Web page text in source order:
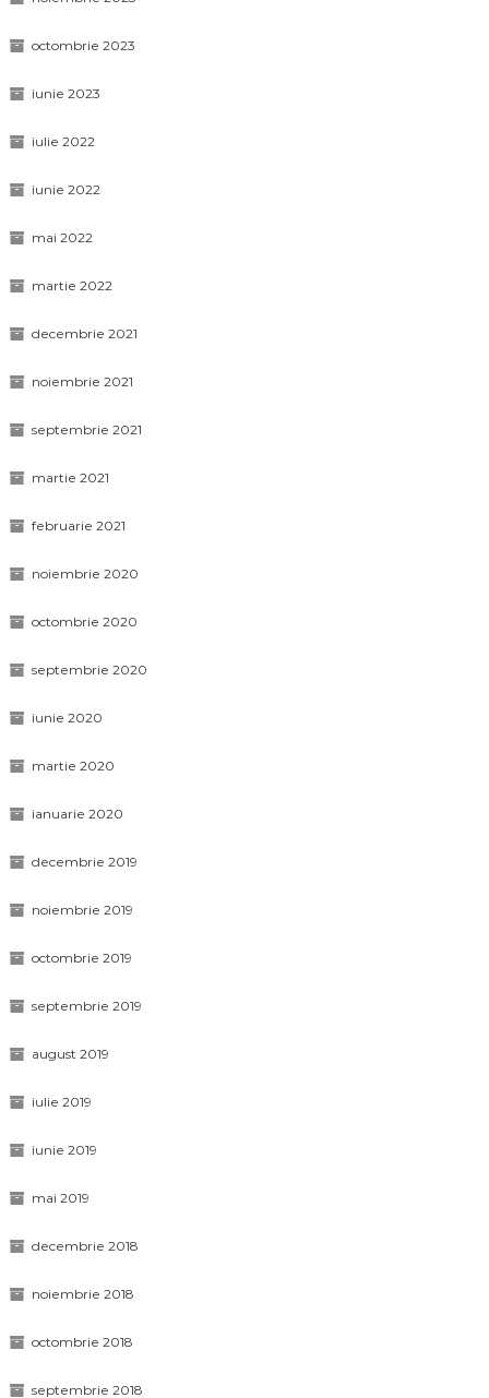
octombrie 2023
iunie 2023
iulie 2022
iunie 2022
mai 2022
martie 2022
decembrie 2021
noiembrie 2021
septembrie 2021
martie 2021
februarie 2021
noiembrie 2020
octombrie 2020
septembrie 2020
iunie 2020
martie 2020
ianuarie 2020
decembrie 2019
noiembrie 2019
octombrie 2019
septembrie 2019
august 2019
iulie 2019
iunie 2019
mai 2019
decembrie 2018
noiembrie 2018
octombrie 2018
septembrie 2018